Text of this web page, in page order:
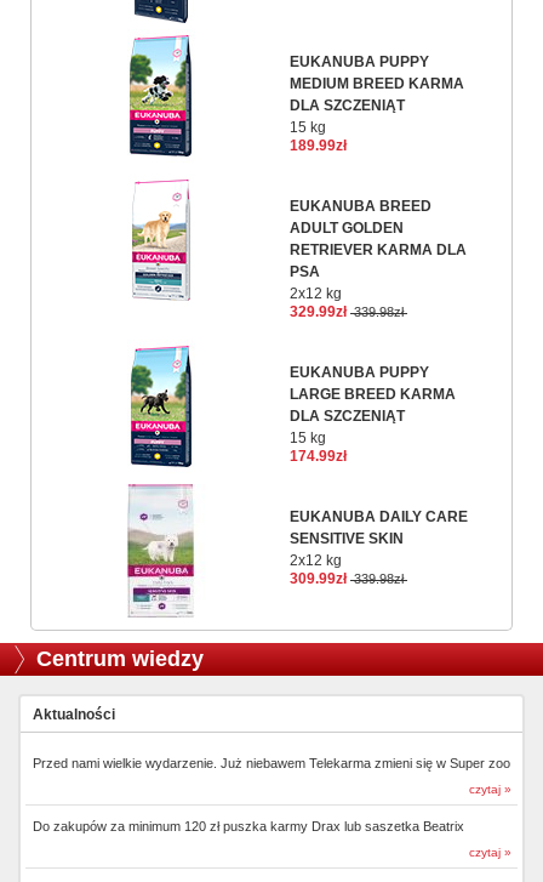
EUKANUBA PUPPY
MEDIUM BREED KARMA
DLA SZCZENIĄT
15 kg
189.99zł
EUKANUBA BREED
ADULT GOLDEN
RETRIEVER KARMA DLA
PSA
2x12 kg
329.99zł 339.98zł
EUKANUBA PUPPY
LARGE BREED KARMA
DLA SZCZENIĄT
15 kg
174.99zł
EUKANUBA DAILY CARE
SENSITIVE SKIN
2x12 kg
309.99zł 339.98zł
Centrum wiedzy
Aktualności
Przed nami wielkie wydarzenie. Już niebawem Telekarma zmieni się w Super zoo
czytaj »
Do zakupów za minimum 120 zł puszka karmy Drax lub saszetka Beatrix
czytaj »